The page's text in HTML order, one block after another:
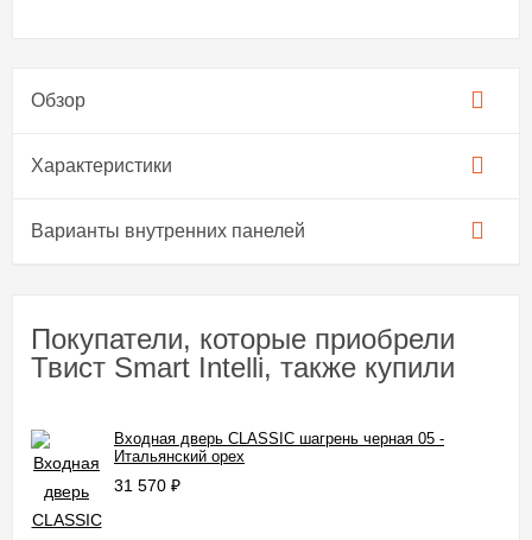
Обзор
Характеристики
Варианты внутренних панелей
Покупатели, которые приобрели
Твист Smart Intelli, также купили
Входная дверь CLASSIC шагрень черная 05 -
Итальянский орех
31 570 ₽